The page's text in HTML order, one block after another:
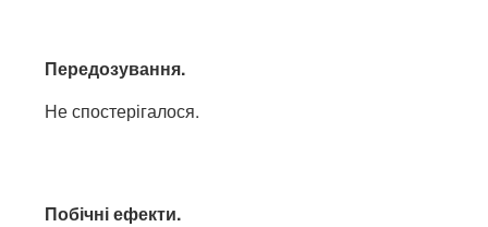
Передозування.
Не спостерігалося.
Побічні ефекти.